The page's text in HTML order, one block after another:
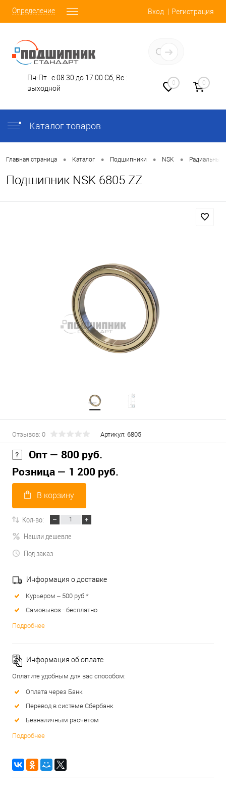
Определение Вход Регистрация
Пн-Пт : с 08:30 до 17:00 Сб, Вс :
выходной
0 0
Каталог товаров
Главная страница • Каталог • Подшипники • NSK •
Подшипник NSK 6805 ZZ
Отзывов: 0 Артикул: 6805
Опт — 800 руб.
Розница — 1 200 руб.
В корзину
Кол-во:
Нашли дешевле
Под заказ
Информация о доставке
Курьером – 500 руб.*
Самовывоз - бесплатно
Подробнее
Информация об оплате
Оплатите удобным для вас способом:
Оплата через Банк
Перевод в системе Сбербанк
Безналичным расчетом
Подробнее